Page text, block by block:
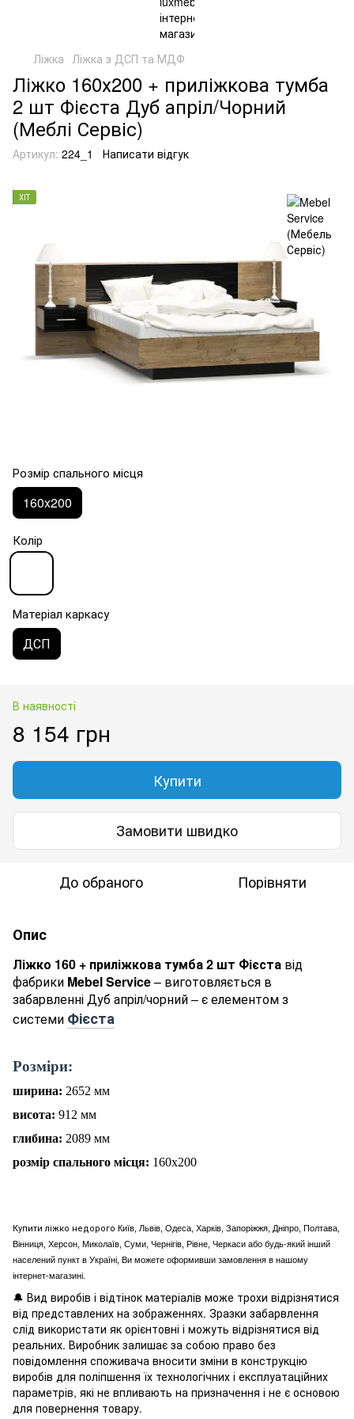
Ліжка Ліжка з ДСП та МДФ
Ліжко 160х200 + приліжкова тумба
2 шт Фієста Дуб апріл/Чорний
(Меблі Сервіс)
Артикул: 224_1 Написати відгук
ХІТ
Розмір спального місця
160x200
Колір
Матеріал каркасу
ДСП
В наявності
8 154 грн
Купити
Замовити швидко
До обраного Порівняти
Опис
Ліжко 160 + приліжкова тумба 2 шт Фієста від
фабрики Mebel Service– виготовляється в
забарвленні Дуб апріл/чорний – є елементом з
системи Фієста
Розміри:
ширина: 2652 мм
висота: 912 мм
глибина: 2089 мм
розмір спального місця: 160х200
Купити ліжко недорого Київ, Львів, Одеса, Харків, Запоріжжя, Дніпро, Полтава,
Вінниця, Херсон, Миколаїв, Суми, Чернігів, Рівне, Черкаси або будь-який інший
населений пункт в Україні, Ви можете оформивши замовлення в нашому
інтернет-магазині.
🔔 Вид виробів і відтінок матеріалів може трохи відрізнятися
від представлених на зображеннях. Зразки забарвлення
слід використати як орієнтовні і можуть відрізнятися від
реальних. Виробник залишає за собою право без
повідомлення споживача вносити зміни в конструкцію
виробів для поліпшення їх технологічних і експлуатаційних
параметрів, які не впливають на призначення і не є основою
для повернення товару.